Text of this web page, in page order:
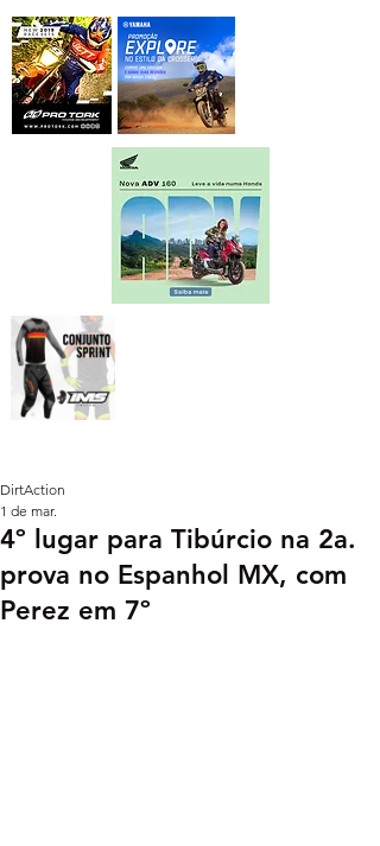
4º lugar para Tibúrcio na 2a.
prova no Espanhol MX, com
Perez em 7º
DirtAction
1 de mar.